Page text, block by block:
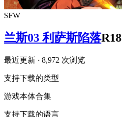
SFW
兰斯03 利萨斯陷落R18
最近更新 · 8,972 次浏览
支持下载的类型
游戏本体合集
支持下载的语言